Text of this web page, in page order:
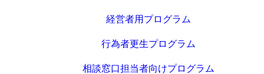
経営者用プログラム
行為者更生プログラム
相談窓口担当者向けプログラム